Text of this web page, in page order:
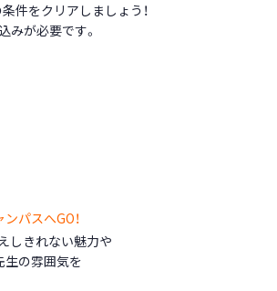
件をクリアしましょう！
みが必要です。
パスへGO！
しきれない魅力や
生の雰囲気を